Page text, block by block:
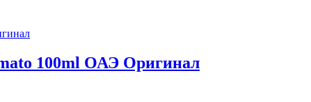
100ml ОАЭ Оригинал